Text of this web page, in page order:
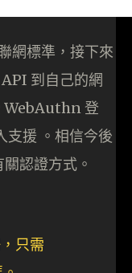
網標準，接下來
到自己的網
WebAuthn 登
援 。相信今後
認證方式。